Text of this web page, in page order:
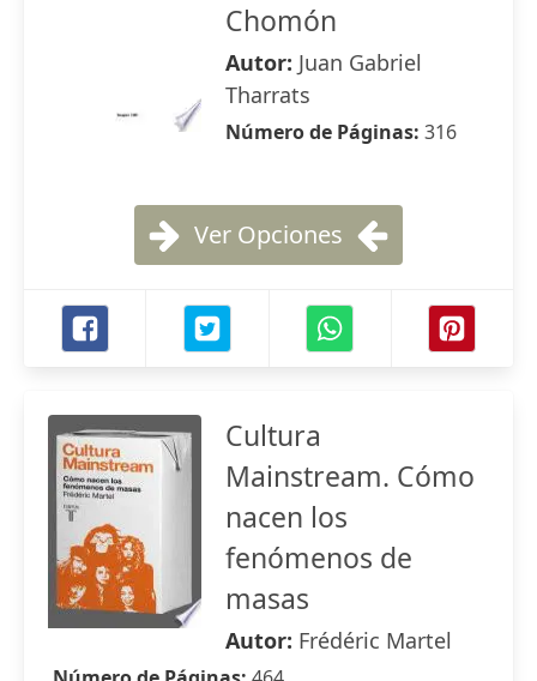
Chomón
Autor: Juan Gabriel
Tharrats
Número de Páginas: 316
Ver Opciones
Cultura
Mainstream. Cómo
nacen los
fenómenos de
masas
Autor: Frédéric Martel